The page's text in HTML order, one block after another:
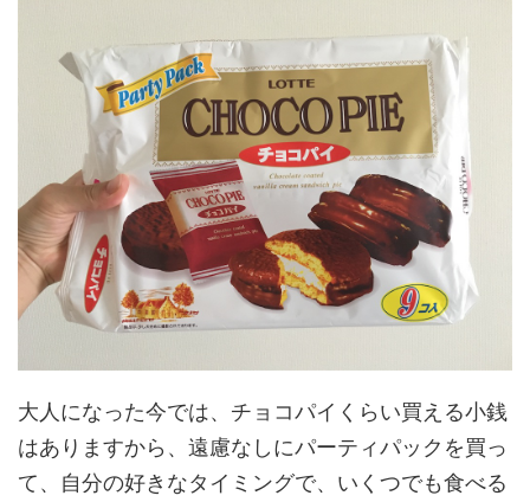
大人になった今では、チョコパイくらい買える小銭
はありますから、遠慮なしにパーティパックを買っ
て、自分の好きなタイミングで、いくつでも食べる